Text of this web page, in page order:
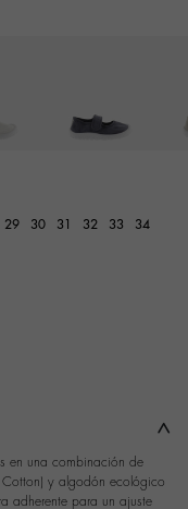
29 30 31 32 33 34
en una combinación de
y algodón ecológico
adherente para un ajuste